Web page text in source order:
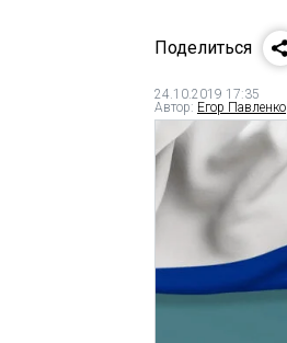
Поделиться
24.10.2019 17:35
Автор: Егор Павленко